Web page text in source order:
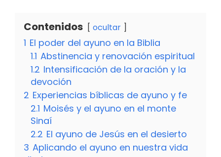
Contenidos ocultar
1 El poder del ayuno en la Biblia
1.1 Abstinencia y renovación espiritual
1.2 Intensificación de la oración y la
devoción
2 Experiencias bíblicas de ayuno y fe
2.1 Moisés y el ayuno en el monte
Sinaí
2.2 El ayuno de Jesús en el desierto
3 Aplicando el ayuno en nuestra vida